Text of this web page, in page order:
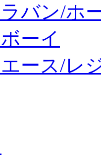
バン/ホ
ーイ
ース/レ